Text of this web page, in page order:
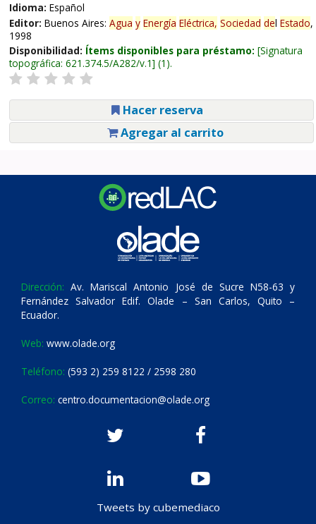
Idioma: Español
Editor: Buenos Aires: Agua y Energía Eléctrica, Sociedad del Estado,
1998
Disponibilidad: Ítems disponibles para préstamo: Signatura
topográfica: 621.374.5/A282/v.1 (1).
Hacer reserva
Agregar al carrito
Dirección: Av. Mariscal Antonio José de Sucre N58-63 y
Fernández Salvador Edif. Olade – San Carlos, Quito –
Ecuador.
Web: www.olade.org
Teléfono: (593 2) 259 8122 / 2598 280
Correo: centro.documentacion@olade.org
Tweets by cubemediaco